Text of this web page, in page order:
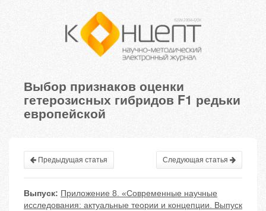
Выбор признаков оценки
гетерозисных гибридов F1 редьки
европейской
Предыдущая статья Следующая статья
Выпуск: Приложение 8. «Современные научные
исследования: актуальные теории и концепции. Выпуск